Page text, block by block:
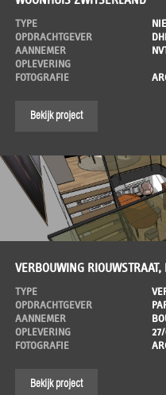
TYPE
OPDRACHTGEVER
AANNEMER
OPLEVERING
FOTOGRAFIE
Bekijk project
VERBOUWING
TYPE
OPDRACHTGEVER
AANNEMER
OPLEVERING
FOTOGRAFIE
Bekijk project